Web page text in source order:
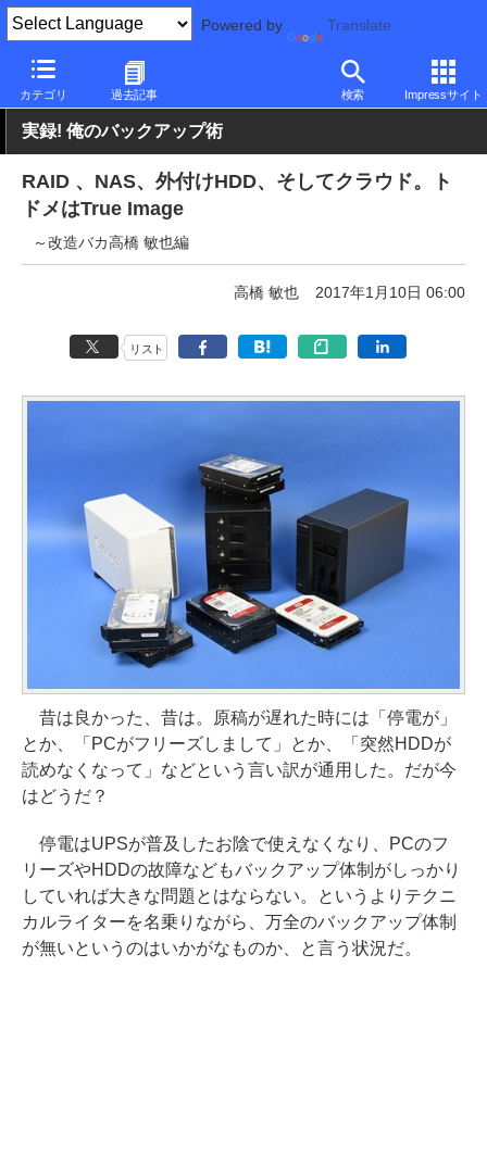
Powered by Translate
カテゴリ 過去記事 検索 Impressサイト
PC Watch 半導体/周辺機器 Synology
実録! 俺のバックアップ術
RAID 、NAS、外付けHDD、そしてクラウド。ト
ドメはTrue Image
～改造バカ高橋 敏也編
高橋 敏也 2017年1月10日 06:00
リスト
昔は良かった、昔は。原稿が遅れた時には「停電が」
とか、「PCがフリーズしまして」とか、「突然HDDが
読めなくなって」などという言い訳が通用した。だが今
はどうだ？
停電はUPSが普及したお陰で使えなくなり、PCのフ
リーズやHDDの故障などもバックアップ体制がしっかり
していれば大きな問題とはならない。というよりテクニ
カルライターを名乗りながら、万全のバックアップ体制
が無いというのはいかがなものか、と言う状況だ。